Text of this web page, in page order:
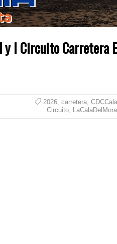
I Circuito Carretera
2026, carretera,
Circuito, LaCalaDelMoral